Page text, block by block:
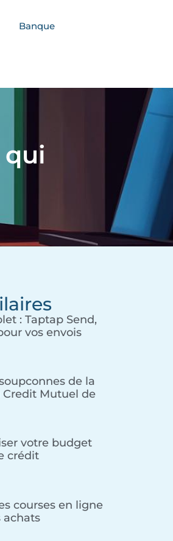
Banque
qui
: Taptap Send,
vos envois
de la
Mutuel de
votre budget
crédit
courses en ligne
achats